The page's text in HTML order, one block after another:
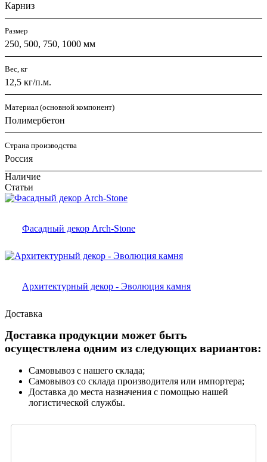
Карниз
Размер
250, 500, 750, 1000 мм
Вес, кг
12,5 кг/п.м.
Материал (основной компонент)
Полимербетон
Страна производства
Россия
Наличие
Статьи
Фасадный декор Arch-Stone
Архитектурный декор - Эволюция камня
Доставка
Доставка продукции может быть
осуществлена одним из следующих вариантов:
Самовывоз с нашего склада;
Самовывоз со склада производителя или импортера;
Доставка до места назначения с помощью нашей
логистической службы.